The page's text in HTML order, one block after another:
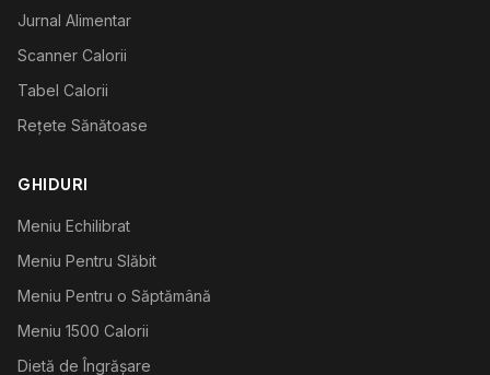
Jurnal Alimentar
Scanner Calorii
Tabel Calorii
Rețete Sănătoase
GHIDURI
Meniu Echilibrat
Meniu Pentru Slăbit
Meniu Pentru o Săptămână
Meniu 1500 Calorii
Dietă de Îngrășare